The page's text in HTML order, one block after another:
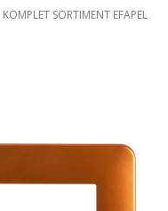
KOMPLET SORTIMENT EFAPEL